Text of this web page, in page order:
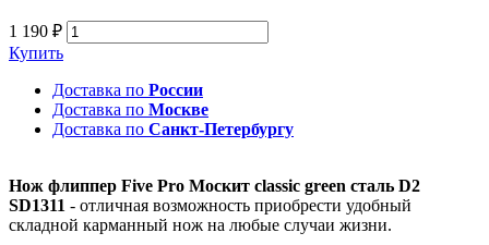
1 190 ₽
Купить
Доставка по России
Доставка по Москве
Доставка по Санкт-Петербургу
Нож флиппер Five Pro Москит classic green сталь D2
SD1311 - отличная возможность приобрести удобный
складной карманный нож на любые случаи жизни.